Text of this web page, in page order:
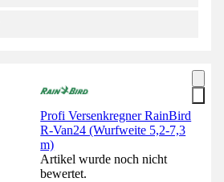
Profi Versenkregner RainBird
R-Van24 (Wurfweite 5,2-7,3
m)
Artikel wurde noch nicht
bewertet.